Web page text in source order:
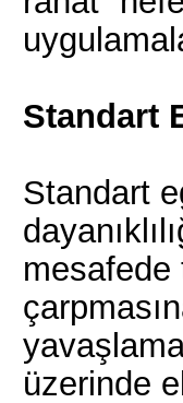
Standart
Standart
mesafede
üzerinde